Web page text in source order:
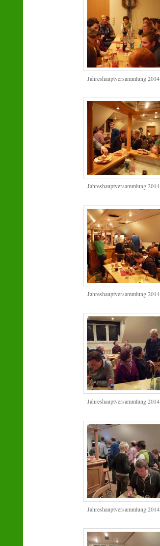
Jahreshauptversammlung 2014
Jahreshauptversammlung 2014
Jahreshauptversammlung 2014
Jahreshauptversammlung 2014
Jahreshauptversammlung 2014